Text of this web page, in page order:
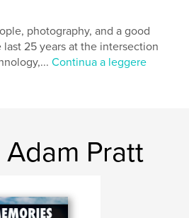
, negatives , slides ,
photography, and a good
last 25 years at the intersection
Continua a leggere
Pratt